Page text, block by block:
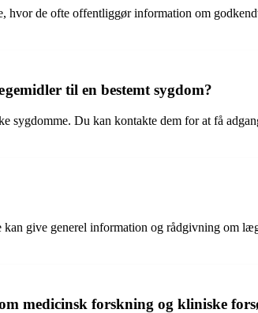
de ofte offentliggør information om
til en bestemt sygdom?
Du kan kontakte dem for at få
give generel information og rådgivning om
medicinsk forskning og kliniske